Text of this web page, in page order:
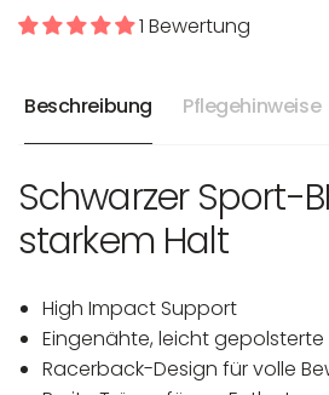
1 Bewertung
Beschreibung Pflegehinweise
Schwarzer Sport-
starkem Halt
High Impact Support
Eingenähte, leicht gepolsterte
Racerback-Design für volle